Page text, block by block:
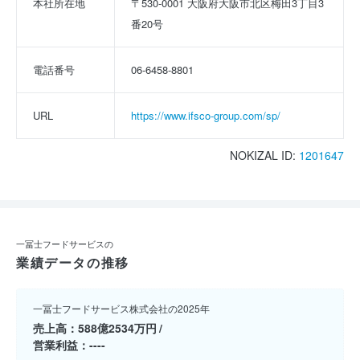
本社所在地
〒530-0001 大阪府大阪市北区梅田3丁目3
番20号
電話番号 06-6458-8801
URL https://www.ifsco-group.com/sp/
NOKIZAL ID: 1201647
一冨士フードサービスの
業績データの推移
一冨士フードサービス株式会社の2025年
売上高
588億2534万円
営業利益
----